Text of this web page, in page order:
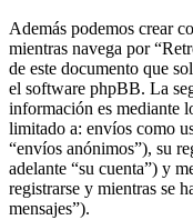
Además podemos crear
mientras navega por
de este documento que
el software phpBB. La
información es mediante
limitado a: envíos como
“envíos anónimos”), su
adelante “su cuenta”) y
registrarse y mientras se
mensajes”).